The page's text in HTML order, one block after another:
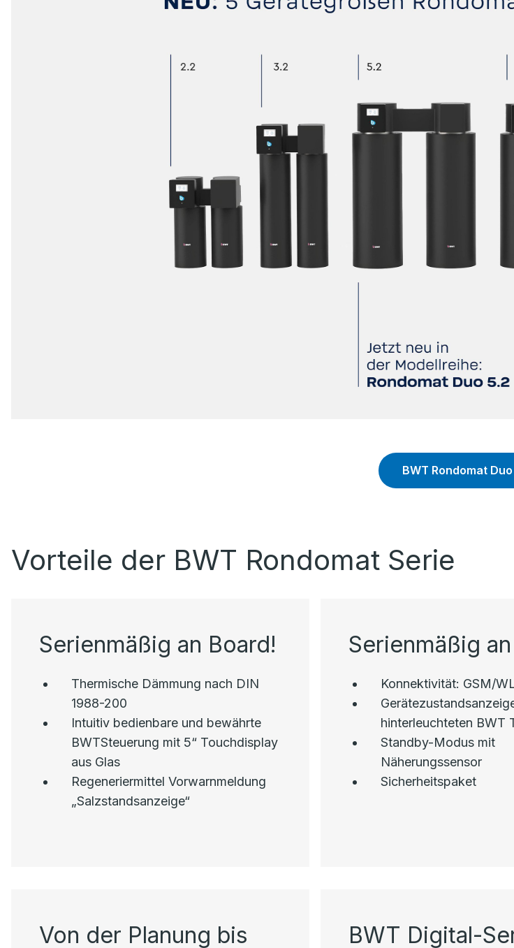
BWT Rondomat Duo
Vorteile der BWT Rondomat Serie
Serienmäßig an Board!
Thermische Dämmung nach DIN
1988-200
Intuitiv bedienbare und bewährte
BWTSteuerung mit 5“ Touchdisplay
aus Glas
Regeneriermittel Vorwarnmeldung
„Salzstandsanzeige“
Serienmäßig
Konnektivität: GSM/
hinterleuchteten BWT
Standby-Modus mit
Näherungssensor
Sicherheitspaket
Von der Planung bis
BWT Digital-